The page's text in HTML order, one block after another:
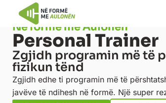
Në formë me Aulonën
Personal Trainer
Zgjidh programin më të
fizikun tënd
Zgjidh edhe ti programin më të
javëve të ndihesh në formë. Një super